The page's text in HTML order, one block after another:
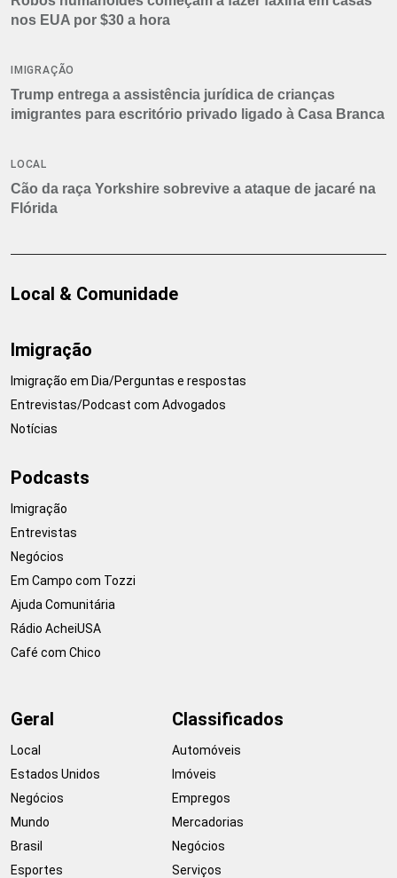
nos EUA por $30 a hora
IMIGRAÇÃO
Trump entrega a assistência jurídica de crianças
imigrantes para escritório privado ligado à Casa Branca
LOCAL
Cão da raça Yorkshire sobrevive a ataque de jacaré na
Flórida
Local & Comunidade
Imigração
Imigração em Dia/Perguntas e respostas
Entrevistas/Podcast com Advogados
Notícias
Podcasts
Imigração
Entrevistas
Negócios
Em Campo com Tozzi
Ajuda Comunitária
Rádio AcheiUSA
Café com Chico
Geral
Local
Estados Unidos
Negócios
Mundo
Brasil
Esportes
Classificados
Automóveis
Imóveis
Empregos
Mercadorias
Negócios
Serviços